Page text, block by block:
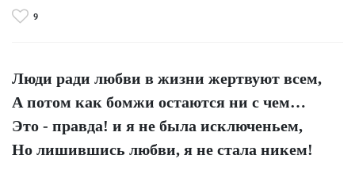
9
Люди ради любви в жизни жертвуют всем,
А потом как бомжи остаются ни с чем…
Это - правда! и я не была исключеньем,
Но лишившись любви, я не стала никем!